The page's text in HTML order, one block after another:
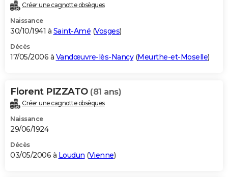
Créer une cagnotte obsèques
Naissance
30/10/1941 à Saint-Amé (Vosges)
Décès
17/05/2006 à Vandœuvre-lès-Nancy(Meurthe-et-Moselle)
Florent PIZZATO (81 ans)
Créer une cagnotte obsèques
Naissance
29/06/1924
Décès
03/05/2006 à Loudun (Vienne)